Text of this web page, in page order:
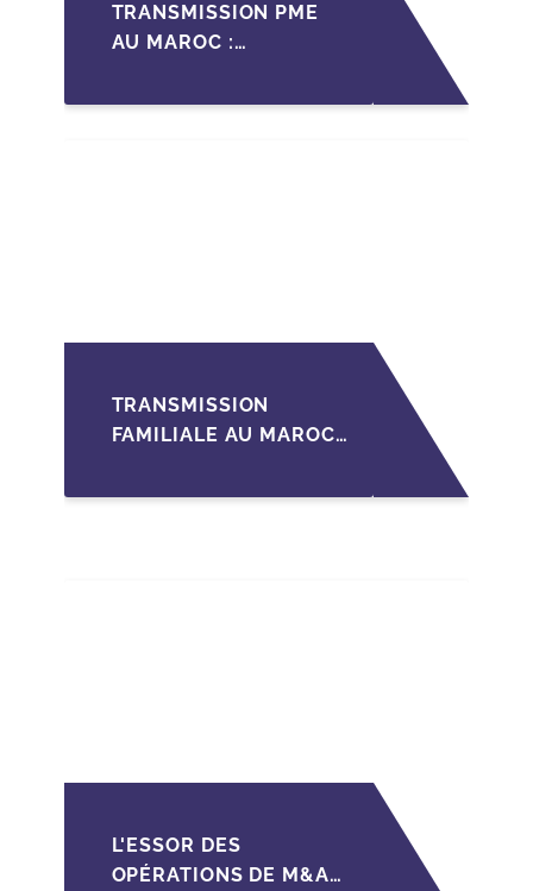
TRANSMISSION PME
AU MAROC :
POUR LES
TRANSMISSION
FAMILIALE AU MAROC :
GOUVERNANCE POUR
L'ESSOR DES
OPÉRATIONS DE M&A